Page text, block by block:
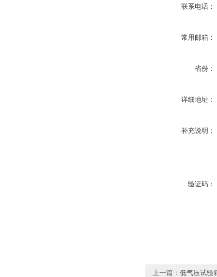
联系电话：
常用邮箱：
省份：
详细地址：
补充说明：
验证码：
上一篇： 低气压试验